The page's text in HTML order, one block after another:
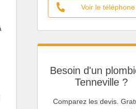
Voir le téléphone
Besoin d'un
Tenneville ?
Comparez les devis.